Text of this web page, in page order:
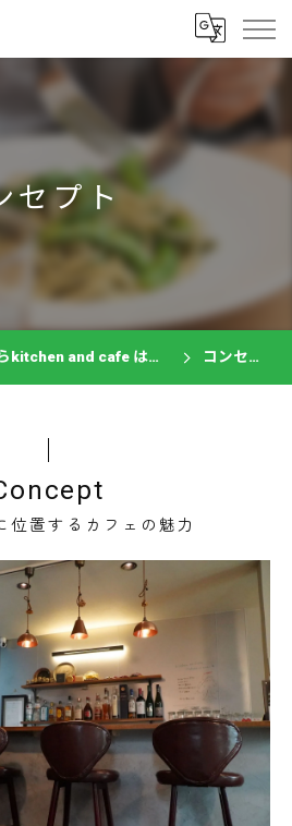
セプト
さがみ野のカフェならkitchen and cafe はこねの森 コンセプト
位置するカフェの魅力